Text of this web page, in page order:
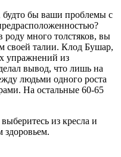
будто бы ваши проблемы с
роду много толстяков, вы
своей талии. Клод Бушар,
упражнений из
вывод, что лишь на
людьми одного роста
На остальные 60-65
из кресла и
здоровьем.